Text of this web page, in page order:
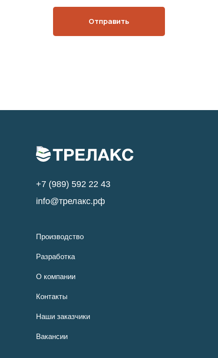
Отправить
info@трелакс.рф
+7 (989) 592 22 43
Производство
Разработка
О компании
Контакты
Наши заказчики
Вакансии